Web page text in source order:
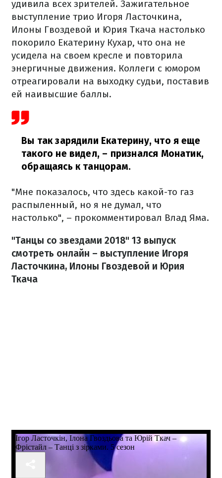
удивила всех зрителей. Зажигательное
выступление трио Игоря Ласточкина,
Илоны Гвоздевой и Юрия Ткача настолько
покорило Екатерину Кухар, что она не
усидела на своем кресле и повторила
энергичные движения. Коллеги с юмором
отреагировали на выходку судьи, поставив
ей наивысшие баллы.
Вы так зарядили Екатерину, что я еще
такого не видел, – признался Монатик,
обращаясь к танцорам.
"Мне показалось, что здесь какой-то газ
распыленный, но я не думал, что
настолько", – прокомментировал Влад Яма.
"Танцы со звездами 2018" 13 выпуск
смотреть онлайн – выступление Игоря
Ласточкина, Илоны Гвоздевой и Юрия
Ткача